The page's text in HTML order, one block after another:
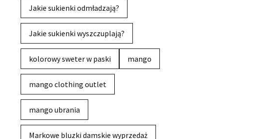
Jakie sukienki odmładzają?
Jakie sukienki wyszczuplają?
kolorowy sweter w paski mango
mango clothing outlet
mango ubrania
Markowe bluzki damskie wyprzedaż